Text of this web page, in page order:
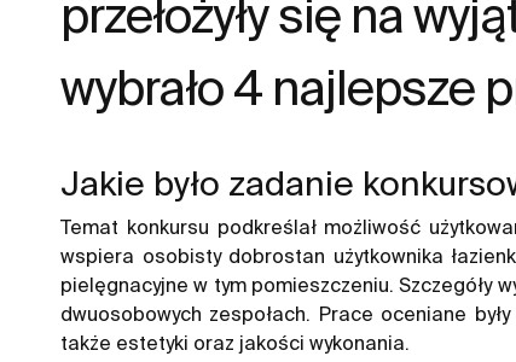
przełożyły się na
wybrało 4 najlepsze
Jakie było zadanie
Temat konkursu podkreślał możliwość
wspiera osobisty dobrostan użytkownika
pielęgnacyjne w tym pomieszczeniu. Szczegóły
dwuosobowych zespołach. Prace oceniane
także estetyki oraz jakości wykonania.